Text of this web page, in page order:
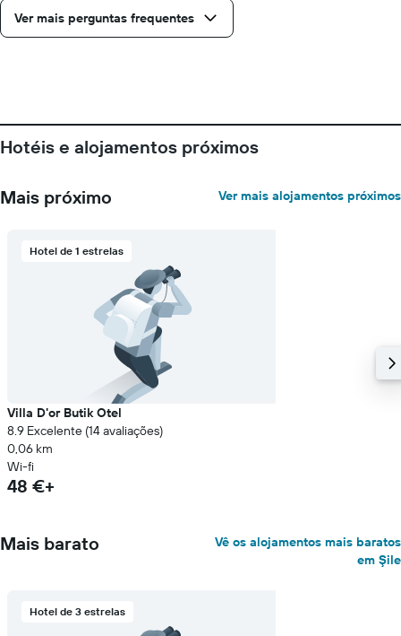
O
gráfico
de
um
ordenada
Ver mais perguntas frequentes
Hotéis e alojamentos próximos
Mais próximo Ver mais alojamentos próximos
Hotel de 1 estrelas
Villa D'or Butik Otel
8.9 Excelente (14 avaliações)
0,06 km
Wi-fi
48 €+
Mais barato
Vê os alojamentos mais baratos
em Şile
Hotel de 3 estrelas